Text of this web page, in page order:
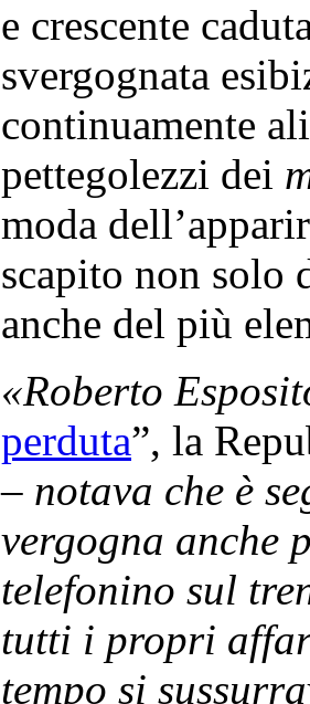
e crescente
svergognata
continuamente
pettegolezzi dei
moda
scapito non solo
anche del più
«Roberto
perduta”, la
– notava che è
vergogna anche
telefonino sul
tutti i propri
tempo si